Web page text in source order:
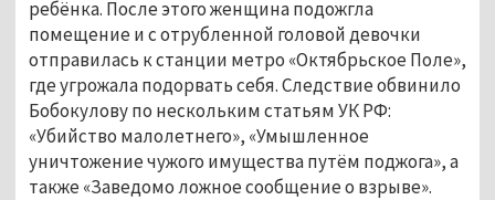
ребёнка. После этого женщина подожгла
помещение и с отрубленной головой девочки
отправилась к станции метро «Октябрьское Поле»,
где угрожала подорвать себя. Следствие обвинило
Бобокулову по нескольким статьям УК РФ:
«Убийство малолетнего», «Умышленное
уничтожение чужого имущества путём поджога», а
также «Заведомо ложное сообщение о взрыве».